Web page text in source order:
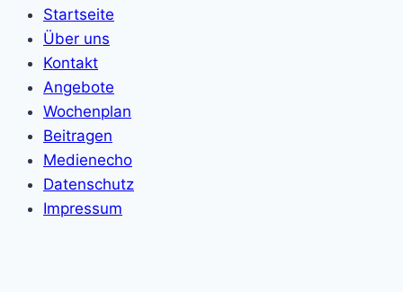
Startseite
Über uns
Kontakt
Angebote
Wochenplan
Beitragen
Medienecho
Datenschutz
Impressum